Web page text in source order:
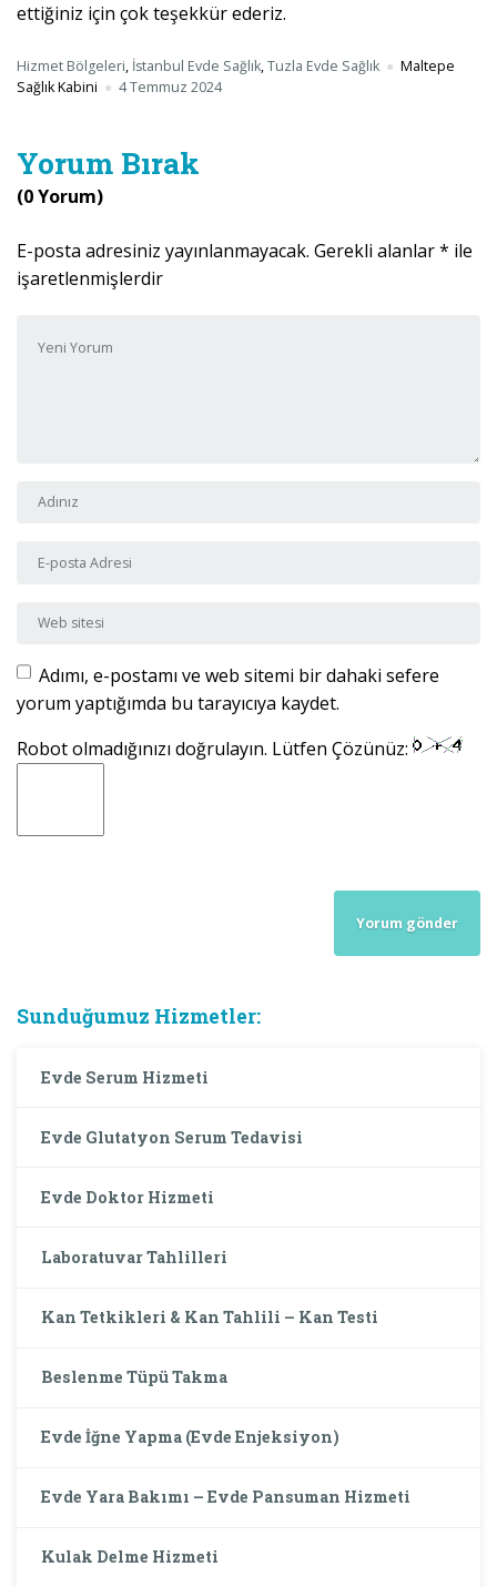
ettiğiniz için çok teşekkür ederiz.
Hizmet Bölgeleri, İstanbul Evde Sağlık,Tuzla Evde Sağlık
Maltepe
Sağlık Kabini
4 Temmuz 2024
Yorum Bırak
(0 Yorum)
E-posta adresiniz yayınlanmayacak. Gerekli alanlar* ile
işaretlenmişlerdir
Adı ve Soyadı
E-posta Adresi
Web sitesi
Adımı, e-postamı ve web sitemi bir dahaki sefere
yorum yaptığımda bu tarayıcıya kaydet.
Robot olmadığınızı doğrulayın. Lütfen Çözünüz:
Sunduğumuz Hizmetler:
Evde Serum Hizmeti
Evde Glutatyon Serum Tedavisi
Evde Doktor Hizmeti
Laboratuvar Tahlilleri
Kan Tetkikleri & Kan Tahlili – Kan Testi
Beslenme Tüpü Takma
Evde İğne Yapma (Evde Enjeksiyon)
Evde Yara Bakımı – Evde Pansuman Hizmeti
Kulak Delme Hizmeti